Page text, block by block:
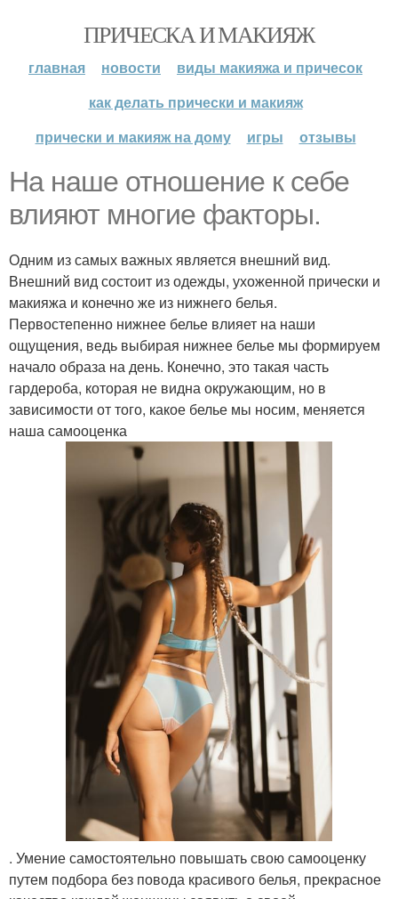
ПРИЧЕСКА И МАКИЯЖ
главная новости
виды макияжа и причесок
как делать прически и макияж
прически и макияж на дому
игры отзывы
На наше отношение к себе
влияют многие факторы.
Одним из самых важных является внешний вид.
Внешний вид состоит из одежды, ухоженной прически и
макияжа и конечно же из нижнего белья.
Первостепенно нижнее белье влияет на наши
ощущения, ведь выбирая нижнее белье мы формируем
начало образа на день. Конечно, это такая часть
гардероба, которая не видна окружающим, но в
зависимости от того, какое белье мы носим, меняется
наша самооценка
. Умение самостоятельно повышать свою самооценку
путем подбора без повода красивого белья, прекрасное